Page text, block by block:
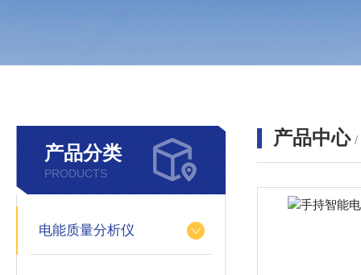
产品分类
PRODUCTS
电能质量分析仪
产品中心 /